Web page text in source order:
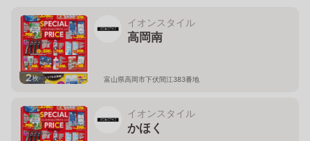
2枚
イオンスタイル
高岡南
富山県高岡市下伏間江383番地
イオンスタイル
かほく